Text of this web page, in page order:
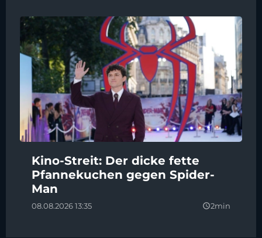
Kino-Streit: Der dicke fette
Pfannekuchen gegen Spider-
Man
08.08.2026 13:35 query_builder2min